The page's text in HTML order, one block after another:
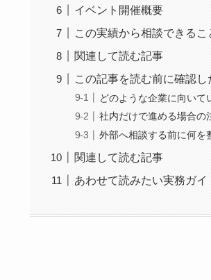
イベント開催概要
この実績から相談できるこ
関連して読む記事
この記事を読む前に確認し
どのような企業に向いて
社内だけで進める場合の
外部へ相談する前に何を
関連して読む記事
あわせて読みたい実務ガイ